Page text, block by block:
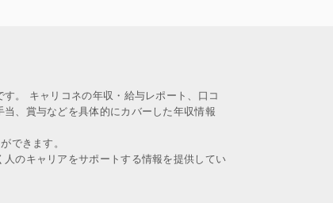
。 キャリコネの年収・給与レポート、口コ
、賞与などを具体的にカバーした年収情報
できます。
のキャリアをサポートする情報を提供してい